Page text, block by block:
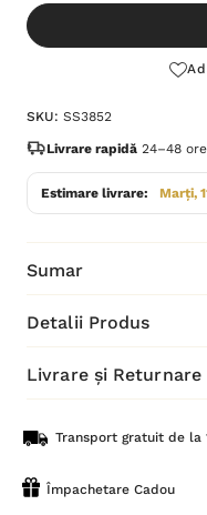
te!
Stocul
SKU: SS3852
Livrare rapidă 24–48 ore
Estimare livrare: Marți,
Sumar
Detalii Produs
Livrare și Returnare
Transport gratuit de la
Împachetare Cadou